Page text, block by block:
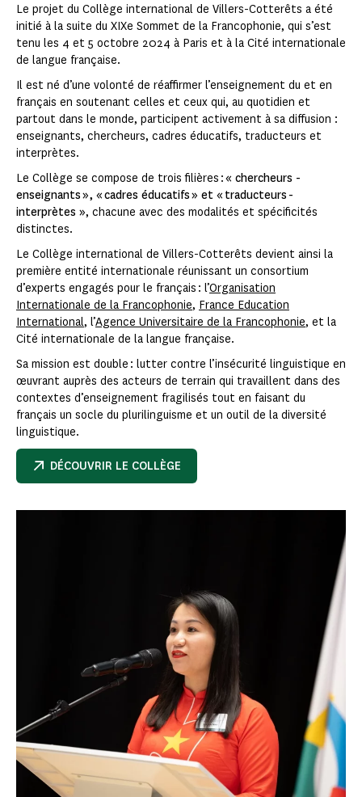
Le projet du Collège international de Villers-Cotterêts a été
initié à la suite du XIXe Sommet de la Francophonie, qui s’est
tenu les 4 et 5 octobre 2024 à Paris et à la Cité internationale
de langue française.
Il est né d’une volonté de réaffirmer l’enseignement du et en
français en soutenant celles et ceux qui, au quotidien et
partout dans le monde, participent activement à sa diffusion :
enseignants, chercheurs, cadres éducatifs, traducteurs et
interprètes.
Le Collège se compose de trois filières :« chercheurs -
enseignants », « cadres éducatifs » et « traducteurs -
interprètes », chacune avec des modalités et spécificités
distinctes.
Le Collège international de Villers-Cotterêts devient ainsi la
première entité internationale réunissant un consortium
d’experts engagés pour le français : l’Organisation
Internationale de la Francophonie, France Education
International, l’Agence Universitaire de la Francophonie, et la
Cité internationale de la langue française.
Sa mission est double : lutter contre l’insécurité linguistique en
œuvrant auprès des acteurs de terrain qui travaillent dans des
contextes d’enseignement fragilisés tout en faisant du
français un socle du plurilinguisme et un outil de la diversité
linguistique.
DÉCOUVRIR LE COLLÈGE